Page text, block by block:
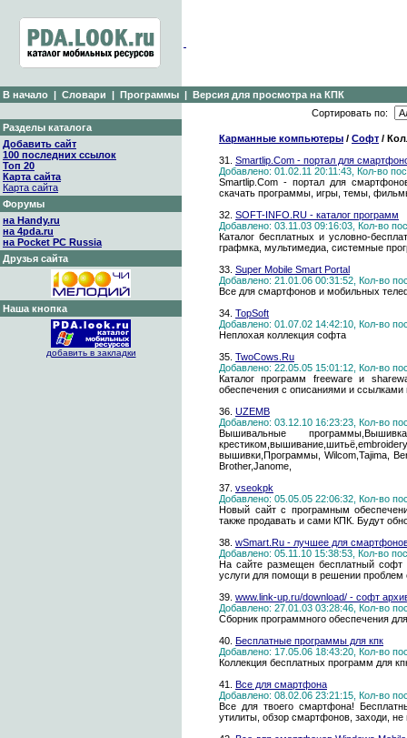
В начало | Словари | Программы | Версия для просмотра на КПК
Разделы каталога
Добавить сайт
100 последних ссылок
Топ 20
Карта сайта
Карта сайта
Форумы
на Handy.ru
на 4pda.ru
на Pocket PC Russia
Друзья сайта
Наша кнопка
добавить в закладки
Сортировать по:
Карманные компьютеры / Софт /
31. Smartlip.Com - портал для
Добавлено: 01.02.11 20:11:43, Кол-во
Smartlip.Com - портал для
скачать программы, игры, темы,
32. SOFT-INFO.RU - каталог программ
Добавлено: 03.11.03 09:16:03, Кол-во
Каталог бесплатных и условно-
графмка, мультимедиа, системные
33. Super Mobile Smart Portal
Добавлено: 21.01.06 00:31:52, Кол-во
Все для смартфонов и мобильных
34. TopSoft
Добавлено: 01.07.02 14:42:10, Кол-во
Неплохая коллекция софта
35. TwoCows.Ru
Добавлено: 22.05.05 15:01:12, Кол-во
Каталог программ freeware и
обеспечения с описаниями и
36. UZEMB
Добавлено: 03.12.10 16:23:23, Кол-во
Вышивальные
вышивки,Программы, Wilcom,Tajima,
Brother,Janome,
37. vseokpk
Добавлено: 05.05.05 22:06:32, Кол-во
Новый сайт с програмным
также продавать и сами КПК. Будут
38. wSmart.Ru - лучшее для
Добавлено: 05.11.10 15:38:53, Кол-во
На сайте размещен бесплатный
услуги для помощи в решении
39. www.link-up.ru/download/ - софт
Добавлено: 27.01.03 03:28:46, Кол-во
Сборник программного обеспечения
40. Бесплатные программы для кпк
Добавлено: 17.05.06 18:43:20, Кол-во
Коллекция бесплатных программ для
41. Все для смартфона
Добавлено: 08.02.06 23:21:15, Кол-во
Все для твоего смартфона!
утилиты, обзор смартфонов, заходи,